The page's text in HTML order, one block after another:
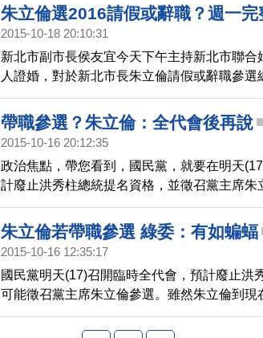
朱立倫選2016請假或辭職？週一完
2015-10-18 20:10:31
新北市副市長侯友宜今天下午主持新北市聯合
人證婚，對於新北市長朱立倫請假或辭職參選
立倫在明天的市政會議上，會有完整說明。
帶職參選？朱立倫：全代會後再說
2015-10-16 20:12:35
政治焦點，帶您看到，國民黨，就要在明天
計廢止洪秀柱總統提名資格，並徵召黨主席朱
會不會辭去新北市長，或是帶職參選，朱立倫
再說。
朱立倫若帶職參選 綠委：有如蝙蝠
2015-10-16 12:35:17
國民黨明天(17)召開臨時全代會，預計廢止洪
可能徵召黨主席朱立倫參選。雖然朱立倫到現
會帶職參選，不過民進黨立委則是批評，朱立
任黨主席，未來又要參選總統，非常不應該。